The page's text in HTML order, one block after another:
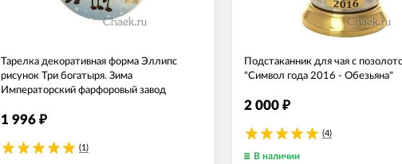
Тарелка декоративная форма Эллипс
рисунок Три богатыря. Зима
Императорский фарфоровый завод
1 996 ₽
(1)
Подстаканник для чая с
"Символ года 2016 - Обезьяна"
2 000 ₽
(4)
В наличии